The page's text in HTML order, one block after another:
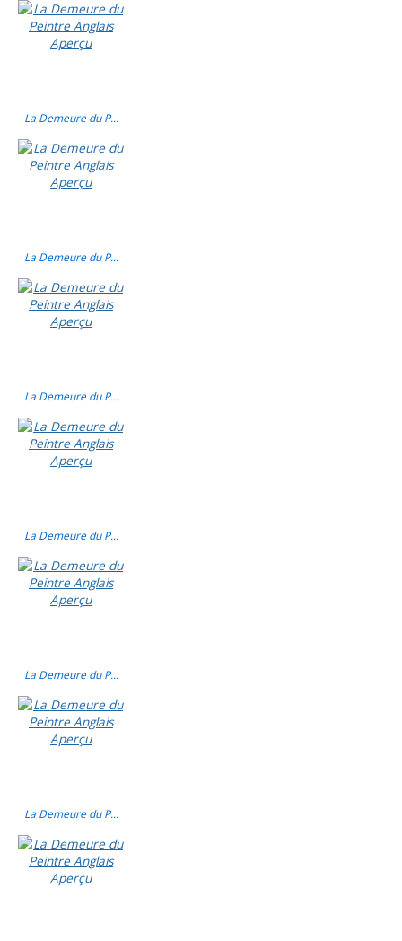
La Demeure du P...
La Demeure du P...
La Demeure du P...
La Demeure du P...
La Demeure du P...
La Demeure du P...